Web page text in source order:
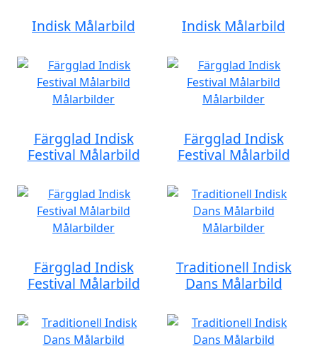
Indisk Målarbild Indisk Målarbild
Färgglad Indisk
Festival Målarbild
Färgglad Indisk
Festival Målarbild
Färgglad Indisk
Festival Målarbild
Traditionell Indisk
Dans Målarbild